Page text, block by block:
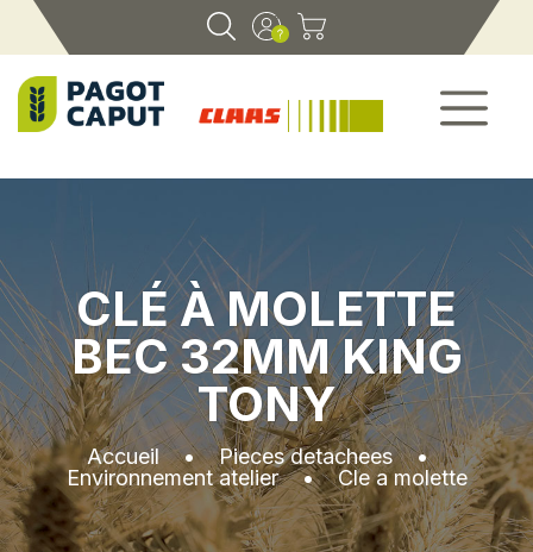
CLÉ À MOLETTE
BEC 32MM KING
TONY
Accueil•Pieces detachees•
Environnement atelier•Cle a molette